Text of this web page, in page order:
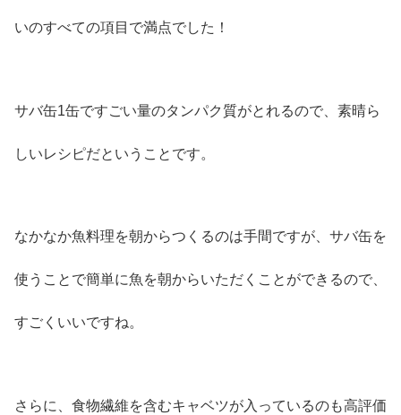
いのすべての項目で満点でした！
サバ缶1缶ですごい量のタンパク質がとれるので、素晴ら
しいレシピだということです。
なかなか魚料理を朝からつくるのは手間ですが、サバ缶を
使うことで簡単に魚を朝からいただくことができるので、
すごくいいですね。
さらに、食物繊維を含むキャベツが入っているのも高評価